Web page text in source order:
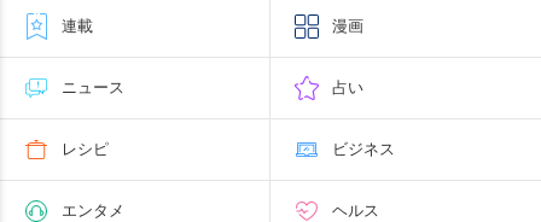
連載 漫画
ニュース 占い
レシピ ビジネス
エンタメ ヘルス